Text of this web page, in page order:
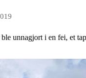
unnagjort i en fei, et